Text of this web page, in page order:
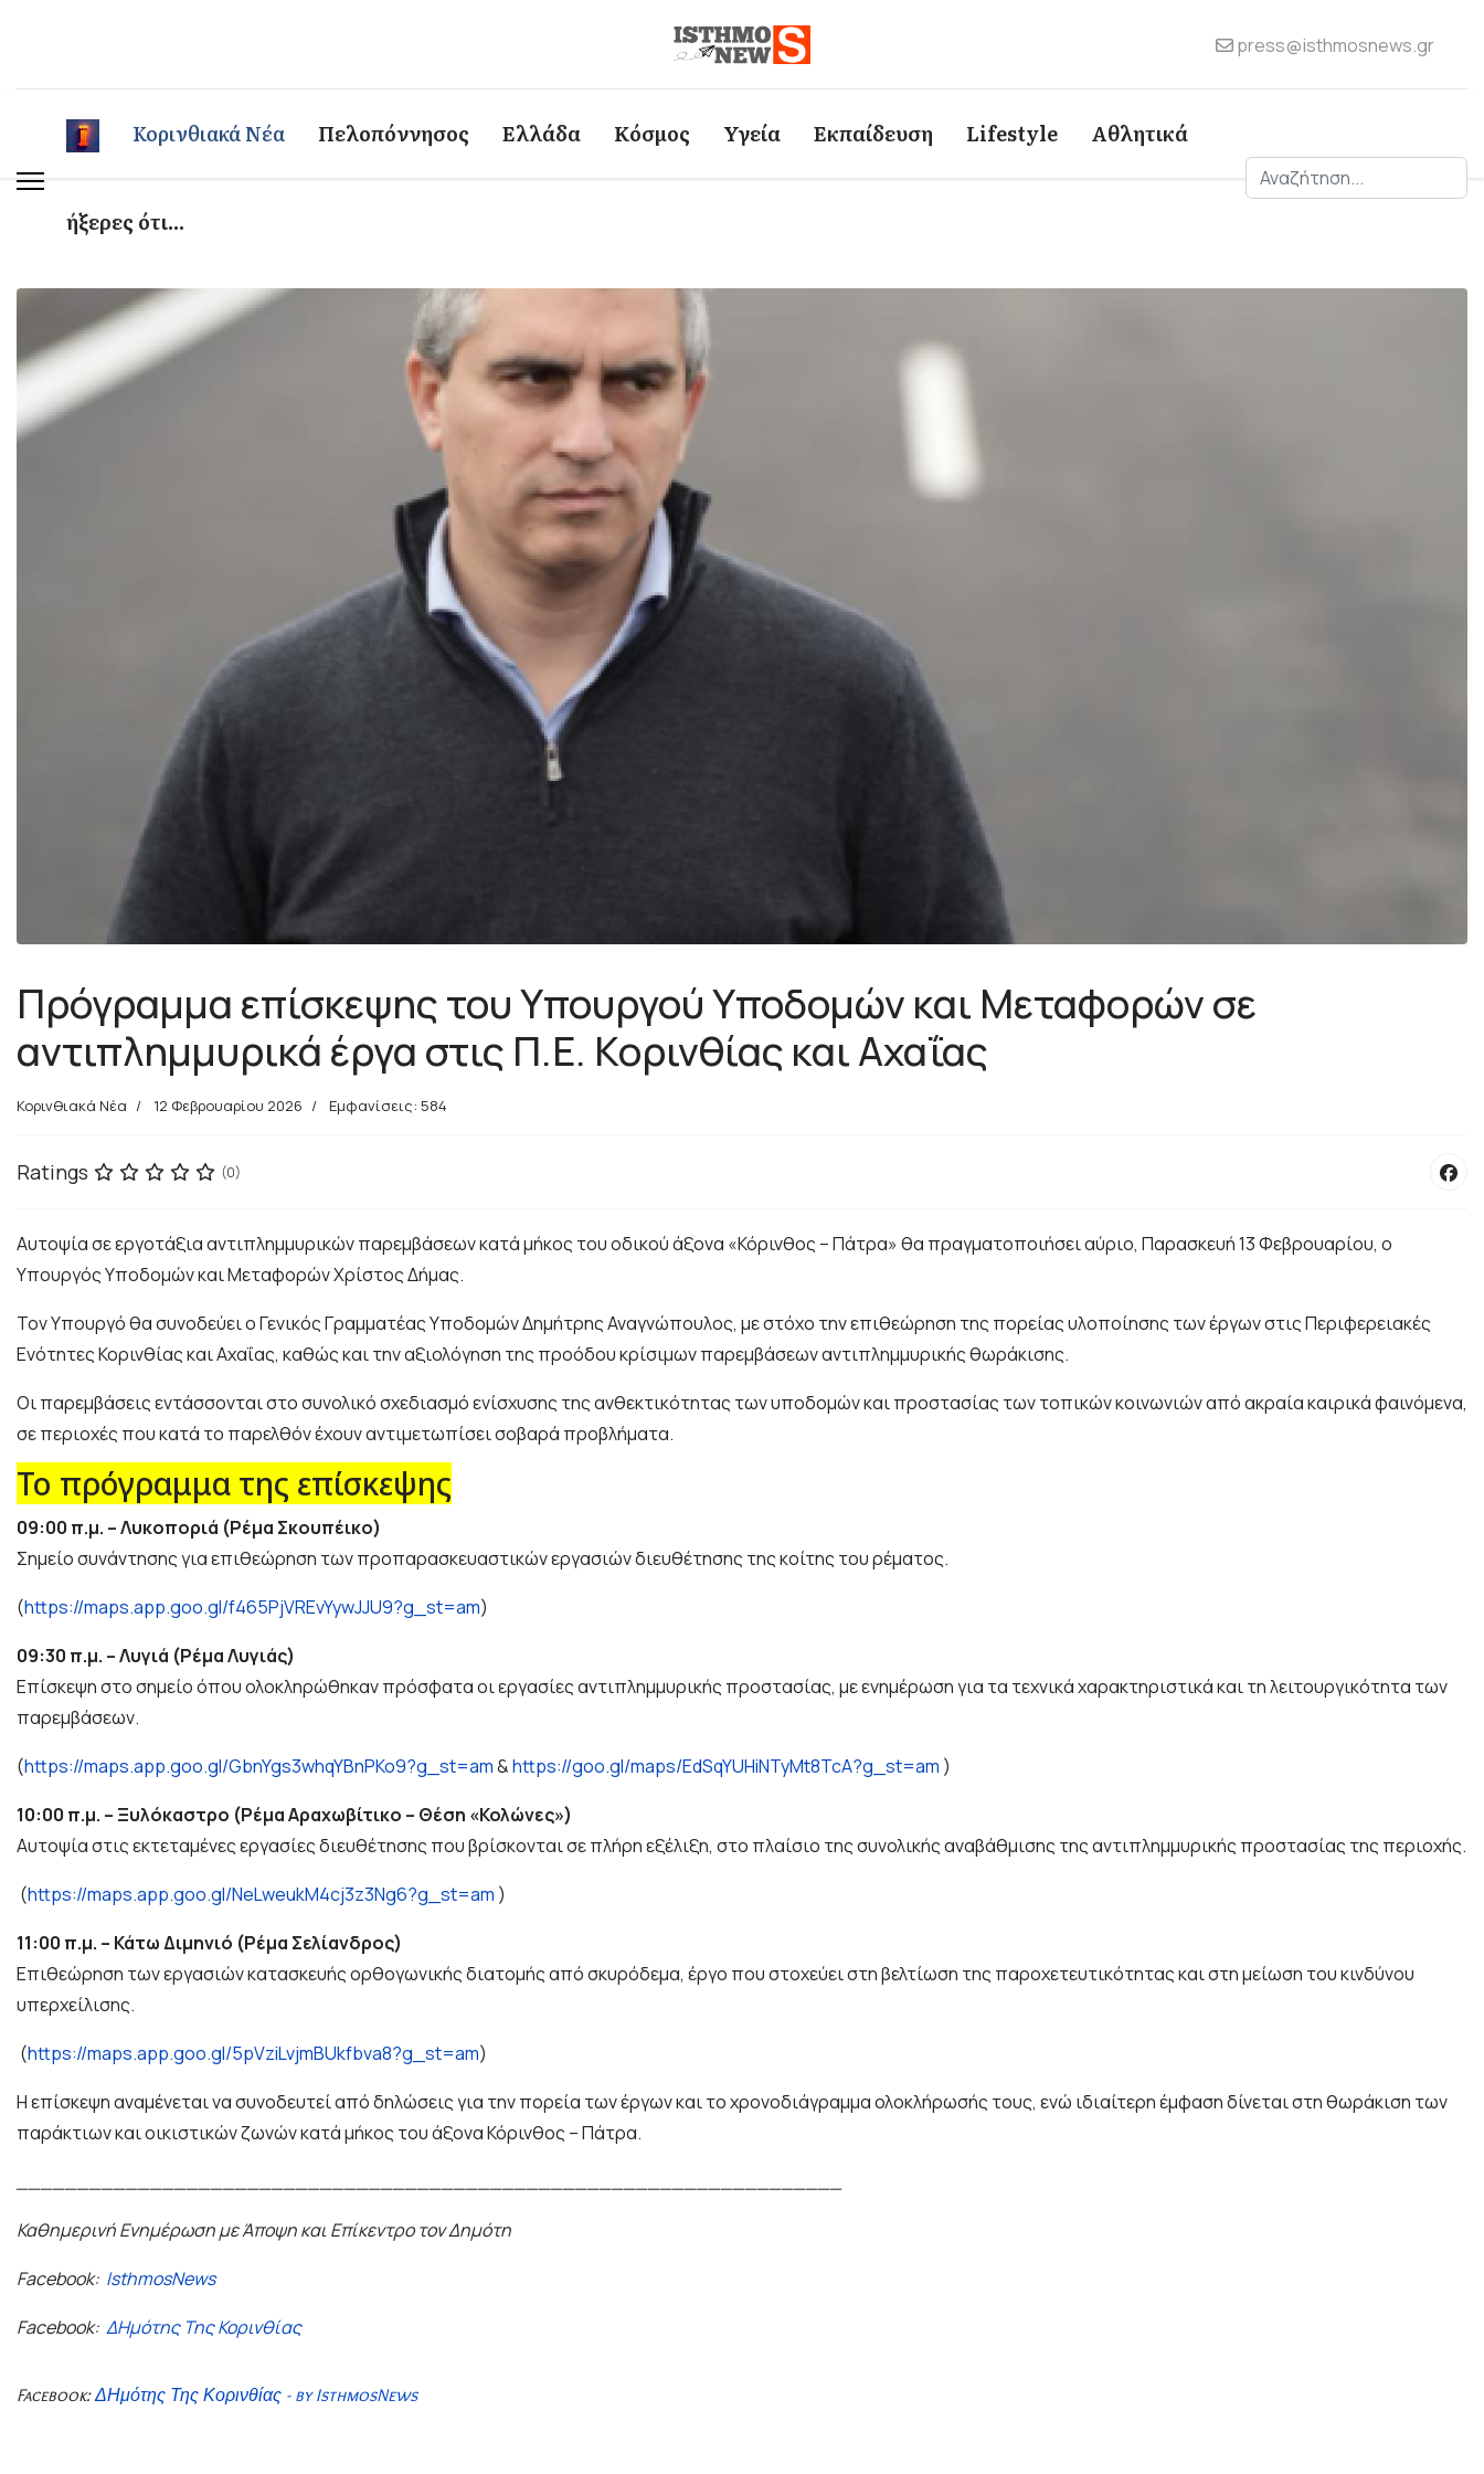
press@isthmosnews.gr
Κορινθιακά Νέα Πελοπόννησος Ελλάδα Κόσμος Υγεία Εκπαίδευση Lifestyle Αθλητικά
ήξερες ότι...
Αναζήτηση
Πρόγραμμα επίσκεψης του Υπουργού Υποδομών και Μεταφορών σε
αντιπλημμυρικά έργα στις Π.Ε. Κορινθίας και Αχαΐας
Κορινθιακά Νέα 12 Φεβρουαρίου 2026 Εμφανίσεις: 584
Ratings (0)
Αυτοψία σε εργοτάξια αντιπλημμυρικών παρεμβάσεων κατά μήκος του οδικού άξονα «Κόρινθος – Πάτρα» θα πραγματοποιήσει αύριο, Παρασκευή 13 Φεβρουαρίου, ο
Υπουργός Υποδομών και Μεταφορών Χρίστος Δήμας.
Τον Υπουργό θα συνοδεύει ο Γενικός Γραμματέας Υποδομών Δημήτρης Αναγνώπουλος, με στόχο την επιθεώρηση της πορείας υλοποίησης των έργων στις Περιφερειακές
Ενότητες Κορινθίας και Αχαΐας, καθώς και την αξιολόγηση της προόδου κρίσιμων παρεμβάσεων αντιπλημμυρικής θωράκισης.
Οι παρεμβάσεις εντάσσονται στο συνολικό σχεδιασμό ενίσχυσης της ανθεκτικότητας των υποδομών και προστασίας των τοπικών κοινωνιών από ακραία καιρικά φαινόμενα,
σε περιοχές που κατά το παρελθόν έχουν αντιμετωπίσει σοβαρά προβλήματα.
Το πρόγραμμα της επίσκεψης
09:00 π.μ. – Λυκοποριά (Ρέμα Σκουπέικο)
Σημείο συνάντησης για επιθεώρηση των προπαρασκευαστικών εργασιών διευθέτησης της κοίτης του ρέματος.
(https://maps.app.goo.gl/f465PjVREvYywJJU9?g_st=am)
09:30 π.μ. – Λυγιά (Ρέμα Λυγιάς)
Επίσκεψη στο σημείο όπου ολοκληρώθηκαν πρόσφατα οι εργασίες αντιπλημμυρικής προστασίας, με ενημέρωση για τα τεχνικά χαρακτηριστικά και τη λειτουργικότητα των
παρεμβάσεων.
(https://maps.app.goo.gl/GbnYgs3whqYBnPKo9?g_st=am&https://goo.gl/maps/EdSqYUHiNTyMt8TcA?g_st=am )
10:00 π.μ. – Ξυλόκαστρο (Ρέμα Αραχωβίτικο – Θέση «Κολώνες»)
Αυτοψία στις εκτεταμένες εργασίες διευθέτησης που βρίσκονται σε πλήρη εξέλιξη, στο πλαίσιο της συνολικής αναβάθμισης της αντιπλημμυρικής προστασίας της περιοχής.
(https://maps.app.goo.gl/NeLweukM4cj3z3Ng6?g_st=am )
11:00 π.μ. – Κάτω Διμηνιό (Ρέμα Σελίανδρος)
Επιθεώρηση των εργασιών κατασκευής ορθογωνικής διατομής από σκυρόδεμα, έργο που στοχεύει στη βελτίωση της παροχετευτικότητας και στη μείωση του κινδύνου
υπερχείλισης.
(https://maps.app.goo.gl/5pVziLvjmBUkfbva8?g_st=am)
Η επίσκεψη αναμένεται να συνοδευτεί από δηλώσεις για την πορεία των έργων και το χρονοδιάγραμμα ολοκλήρωσής τους, ενώ ιδιαίτερη έμφαση δίνεται στη θωράκιση των
παράκτιων και οικιστικών ζωνών κατά μήκος του άξονα Κόρινθος – Πάτρα.
Καθημερινή Ενημέρωση με Άποψη και Επίκεντρο τον Δημότη
Facebook: IsthmosNews
Facebook: ΔΗμότης Της Κορινθίας
Facebook:ΔΗμότης Της Κορινθίας - by IsthmosNews